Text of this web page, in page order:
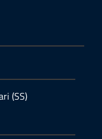
(SS)